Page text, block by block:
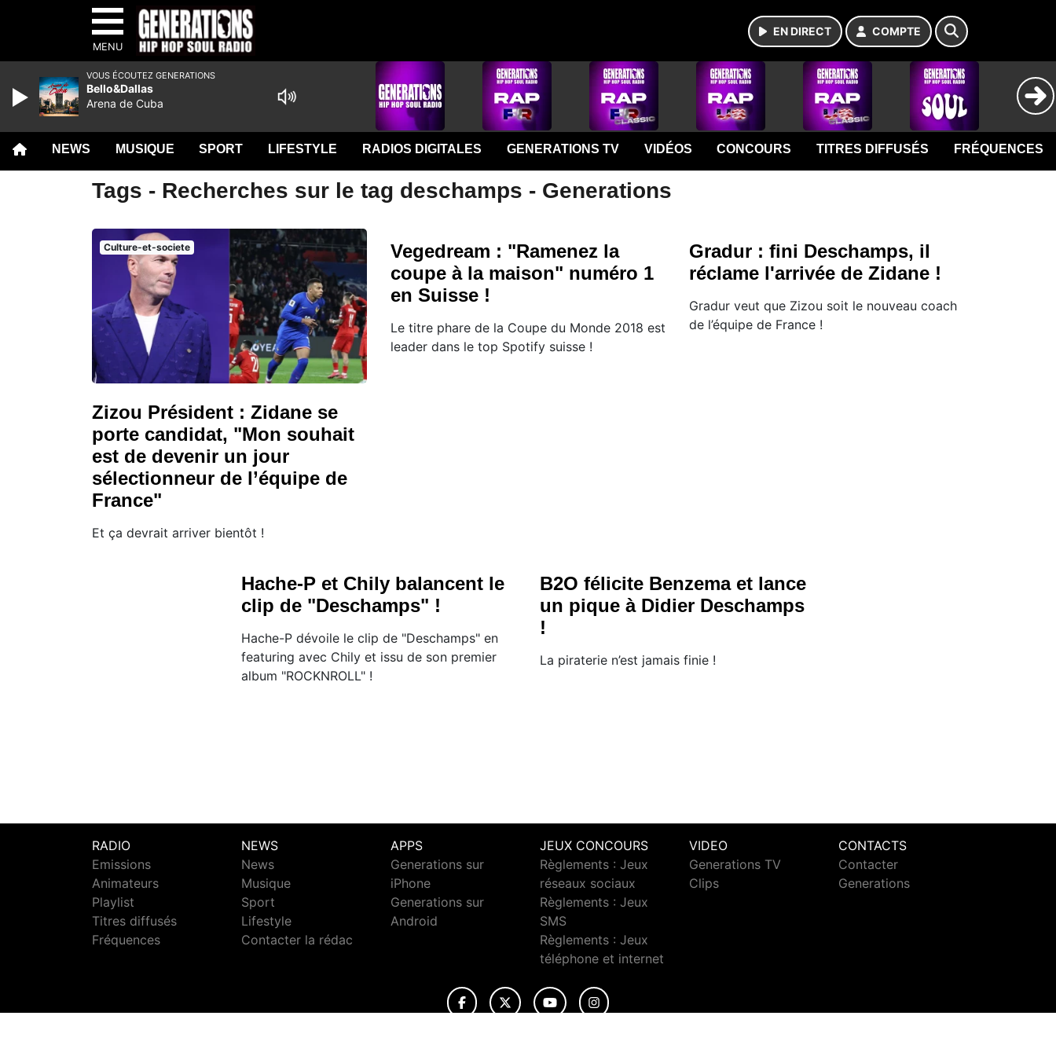
MENU
EN DIRECT COMPTE
NEWS MUSIQUE SPORT LIFESTYLE RADIOS DIGITALES GENERATIONS TV VIDÉOS CONCOURS TITRES DIFFUSÉS FRÉQUENCES
Tags - Recherches sur le tag deschamps - Generations
Culture-et-societe
Zizou Président : Zidane se
porte candidat, "Mon souhait
est de devenir un jour
sélectionneur de l’équipe de
France"
Et ça devrait arriver bientôt !
Vegedream : "Ramenez la
coupe à la maison" numéro 1
en Suisse !
Le titre phare de la Coupe du Monde 2018 est
leader dans le top Spotify suisse !
Gradur : fini Deschamps, il
réclame l'arrivée de Zidane !
Gradur veut que Zizou soit le nouveau coach
de l’équipe de France !
Hache-P et Chily balancent le
clip de "Deschamps" !
Hache-P dévoile le clip de "Deschamps" en
featuring avec Chily et issu de son premier
album "ROCKNROLL" !
B2O félicite Benzema et lance
un pique à Didier Deschamps
!
La piraterie n’est jamais finie !
RADIO
Emissions
Animateurs
Playlist
Titres diffusés
Fréquences
NEWS
News
Musique
Sport
Lifestyle
Contacter la rédac
APPS
Generations sur
iPhone
Generations sur
Android
JEUX CONCOURS
Règlements : Jeux
réseaux sociaux
Règlements : Jeux
SMS
Règlements : Jeux
téléphone et internet
VIDEO
Generations TV
Clips
CONTACTS
Contacter
Generations
VOUS ÉCOUTEZ GENERATIONS
Bello&Dallas
Arena de Cuba